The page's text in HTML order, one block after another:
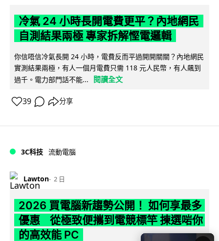
冷氣 24 小時長開電費更平？內地網民
自測結果兩極 專家拆解慳電邏輯
你信唔信冷氣長開 24 小時，電費反而平過開開關關？內地網民
實測結果兩極，有人一個月電費只需 118 元人民幣，有人飆到
過千。電力部門話不能...
閱讀全文
39 分享
3C科技 流動電腦
Lawton 2 日
2026 買電腦新趨勢公開！ 如何享最多
優惠 從極致便攜到電競標竿 揀選啱你
的高效能 PC